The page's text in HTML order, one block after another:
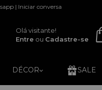
| Iniciar conversa
Olá visitante!
Entre ou Cadastre-se
DÉCOR SALE